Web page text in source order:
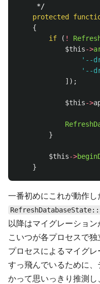
     */
protected
{
if
( !
$this->
'--
'--
]);
$this->
}
$this->
}
一番初めにこれが動作し
以降はマイグレーション
こいつが各プロセスで
プロセスによるマイグ
すっ飛んでいるために
かって思いっきり推測し